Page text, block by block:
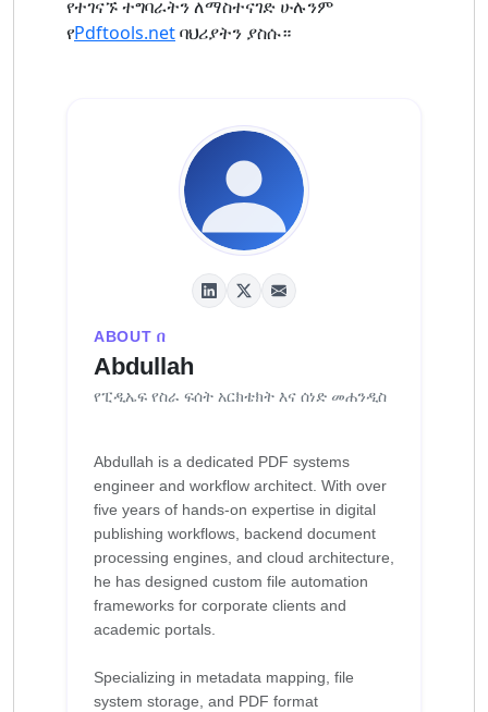
የተገናኙ ተግባራትን ለማስተናገድ ሁሉንም
የPdftools.netባህሪያትን ያስሱ።
ABOUT በ
Abdullah
የፒዲኤፍ የስራ ፍሰት አርክቴክት እና ሰነድ መሐንዲስ
Abdullah is a dedicated PDF systems
engineer and workflow architect. With over
five years of hands-on expertise in digital
publishing workflows, backend document
processing engines, and cloud architecture,
he has designed custom file automation
frameworks for corporate clients and
academic portals.
Specializing in metadata mapping, file
system storage, and PDF format